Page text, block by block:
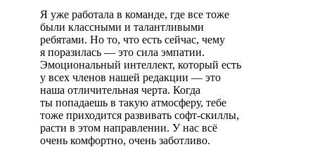
Я уже работала в команде, где все тоже
были классными и талантливыми
ребятами. Но то, что есть сейчас, чему
я поразилась — это сила эмпатии.
Эмоциональный интеллект, который есть
у всех членов нашей редакции — это
наша отличительная черта. Когда
ты попадаешь в такую атмосферу, тебе
тоже приходится развивать софт-скиллы,
расти в этом направлении. У нас всё
очень комфортно, очень заботливо.